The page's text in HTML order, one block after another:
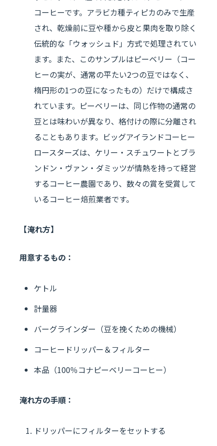
コーヒーです。アラビカ種ティピカのみで生産
され、乾燥前に豆や種から皮と果肉を取り除く
伝統的な「ウォッシュド」方式で処理されてい
ます。また、このサンプルはピーベリー（コー
ヒーの実が、通常の平たい2つの豆ではなく、
楕円形の1つの豆になったもの）だけで構成さ
れています。ピーベリーは、同じ作物の通常の
豆とは味わいが異なり、格付けの際に分離され
ることもあります。ビッグアイランドコーヒー
ロースターズは、ケリー・スチュワートとブラ
ンドン・ヴァン・ダミッツが情熱を持って経営
するコーヒー農園であり、数々の賞を受賞して
いるコーヒー焙煎業者です。
【淹れ方】
用意するもの：
ケトル
計量器
バーグラインダー（豆を挽くための機械）
コーヒードリッパー＆フィルター
本品（100％コナピーベリーコーヒー）
淹れ方の手順：
ドリッパーにフィルターをセットする